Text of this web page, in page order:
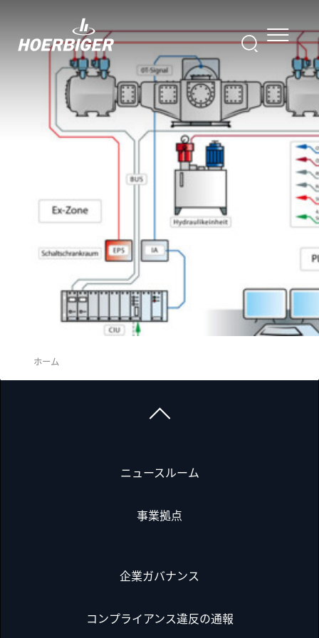
ホーム
ニュースルーム
事業拠点
企業ガバナンス
コンプライアンス違反の通報